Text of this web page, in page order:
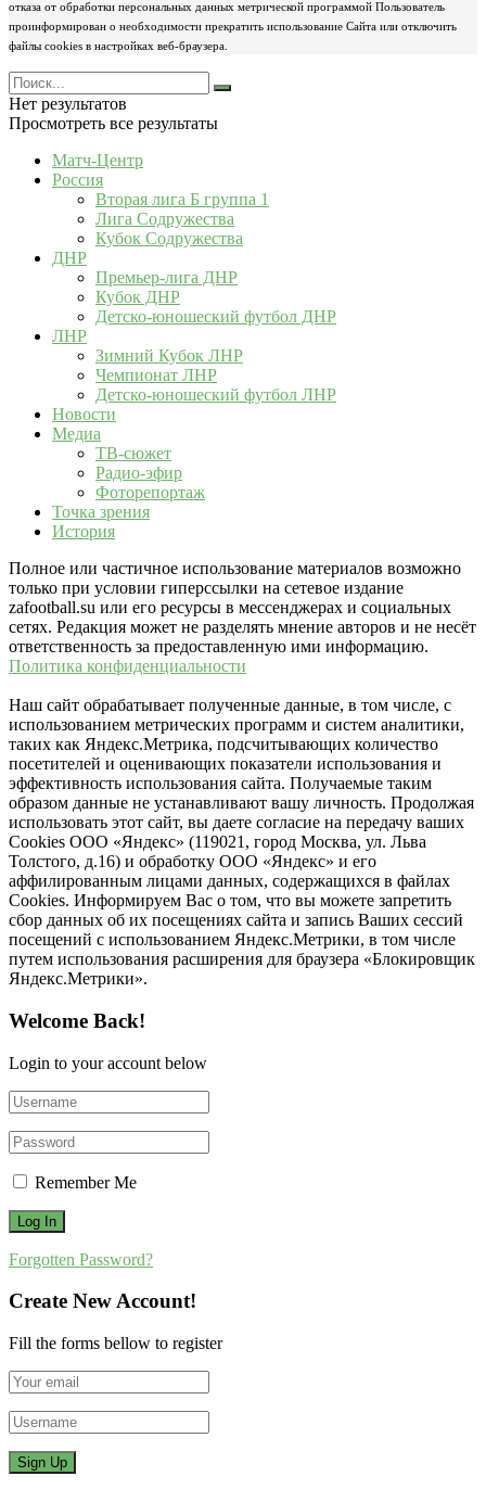
отказа от обработки персональных данных метрической программой Пользователь
проинформирован о необходимости прекратить использование Сайта или отключить
файлы cookies в настройках веб-браузера.
Нет результатов
Просмотреть все результаты
Матч-Центр
Россия
Вторая лига Б группа 1
Лига Содружества
Кубок Содружества
ДНР
Премьер-лига ДНР
Кубок ДНР
Детско-юношеский футбол ДНР
ЛНР
Зимний Кубок ЛНР
Чемпионат ЛНР
Детско-юношеский футбол ЛНР
Новости
Медиа
ТВ-сюжет
Радио-эфир
Фоторепортаж
Точка зрения
История
Полное или частичное использование материалов возможно
только при условии гиперссылки на сетевое издание
zafootball.su или его ресурсы в мессенджерах и социальных
сетях. Редакция может не разделять мнение авторов и не несёт
ответственность за предоставленную ими информацию.
Политика конфиденциальности
Наш сайт обрабатывает полученные данные, в том числе, с
использованием метрических программ и систем аналитики,
таких как Яндекс.Метрика, подсчитывающих количество
посетителей и оценивающих показатели использования и
эффективность использования сайта. Получаемые таким
образом данные не устанавливают вашу личность. Продолжая
использовать этот сайт, вы даете согласие на передачу ваших
Cookies ООО «Яндекс» (119021, город Москва, ул. Льва
Толстого, д.16) и обработку ООО «Яндекс» и его
аффилированным лицами данных, содержащихся в файлах
Cookies. Информируем Вас о том, что вы можете запретить
сбор данных об их посещениях сайта и запись Ваших сессий
посещений с использованием Яндекс.Метрики, в том числе
путем использования расширения для браузера «Блокировщик
Яндекс.Метрики».
Welcome Back!
Login to your account below
Remember Me
Forgotten Password?
Create New Account!
Fill the forms bellow to register